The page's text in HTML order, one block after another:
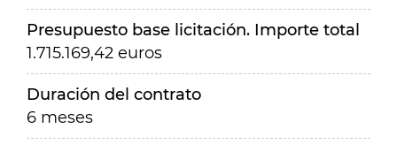
Presupuesto base licitación. Importe total
1.715.169,42 euros
Duración del contrato
6 meses